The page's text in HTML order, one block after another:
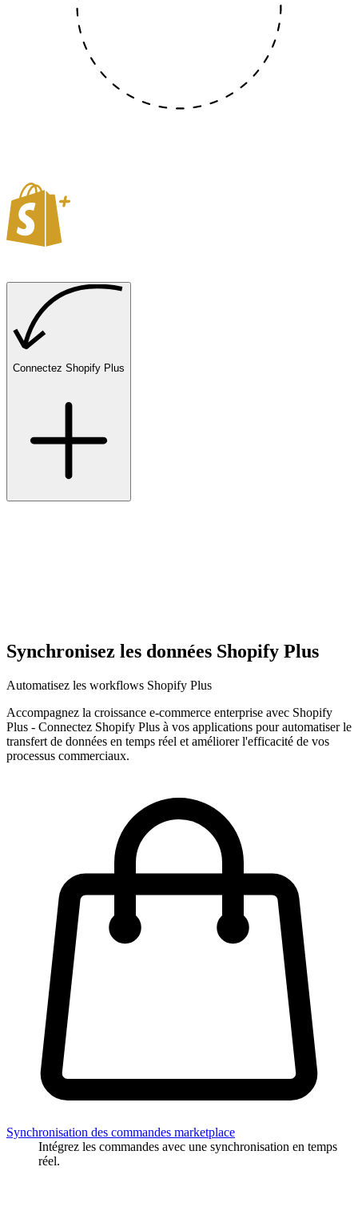
Connectez Shopify Plus
Synchronisez les données Shopify Plus
Automatisez les workflows Shopify Plus
Accompagnez la croissance e-commerce enterprise avec Shopify
Plus - Connectez Shopify Plus à vos applications pour automatiser le
transfert de données en temps réel et améliorer l'efficacité de vos
processus commerciaux.
Synchronisation des commandes marketplace
Intégrez les commandes avec une synchronisation en temps
réel.